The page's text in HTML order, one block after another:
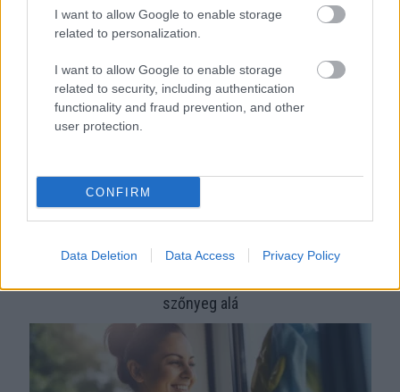
I want to allow Google to enable storage
related to personalization.
I want to allow Google to enable storage
related to security, including authentication
functionality and fraud prevention, and other
user protection.
CONFIRM
Data Deletion Data Access Privacy Policy
próbál figyelmeztetni
szőnyeg alá